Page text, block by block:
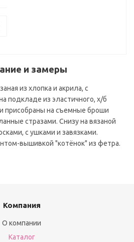
и замеры
из хлопка и акрила, с
подкладе из эластичного, х/б
присобраны на съемные броши
стразами. Снизу на вязаной
с ушками и завязками.
вышивкой "котёнок" из фетра.
Компания
О компании
Каталог